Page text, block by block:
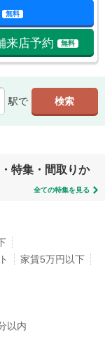
無料
来店予約 無料
駅で
特集・間取りか
全ての特集を見る
家賃5万円以下
以内